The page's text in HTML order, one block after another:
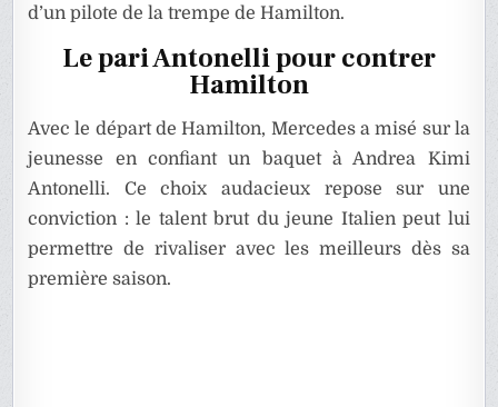
d’un pilote de la trempe de Hamilton.
Le pari Antonelli pour contrer
Hamilton
Avec le départ de Hamilton, Mercedes a misé sur la
jeunesse en confiant un baquet à Andrea Kimi
Antonelli. Ce choix audacieux repose sur une
conviction : le talent brut du jeune Italien peut lui
permettre de rivaliser avec les meilleurs dès sa
première saison.